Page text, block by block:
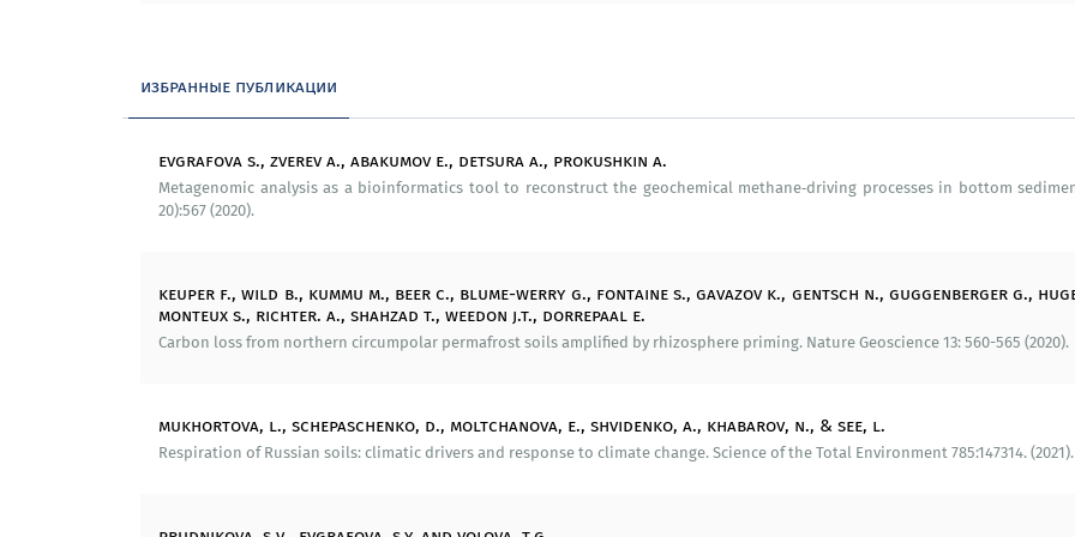
мерзлоты, имеют достаточно эффективный механизм сдерживания эмиссии парниковых
ассоциации со мхами и лишайниками), и только экстренные климатические угрозы могут
Образование и переподготовка кадров:
и механизмы»;
Санкт-Петербургский государственный университет (СПбГУ): магистерский курс «Парниковые газы
Сотрудничество:
избранные публикации
evgrafova s., zverev a., abakumov e., detsura a., prokushkin a.
Metagenomic analysis as a bioinformatics tool to reconstruct the geochemical methane‑driving processes in bottom
20):567 (2020).
keuper f., wild b., kummu m., beer c., blume-werry g., fontaine s., gavazov k., gentsch n., guggenberger g.,
monteux s., richter. a., shahzad t., weedon j.t., dorrepaal e.
Carbon loss from northern circumpolar permafrost soils amplified by rhizosphere priming. Nature Geoscience 13: 560-565 (2020).
mukhortova, l., schepaschenko, d., moltchanova, e., shvidenko, a., khabarov, n., & see, l.
Respiration of Russian soils: climatic drivers and response to climate change. Science of the Total Environment 785:147314. (2021).